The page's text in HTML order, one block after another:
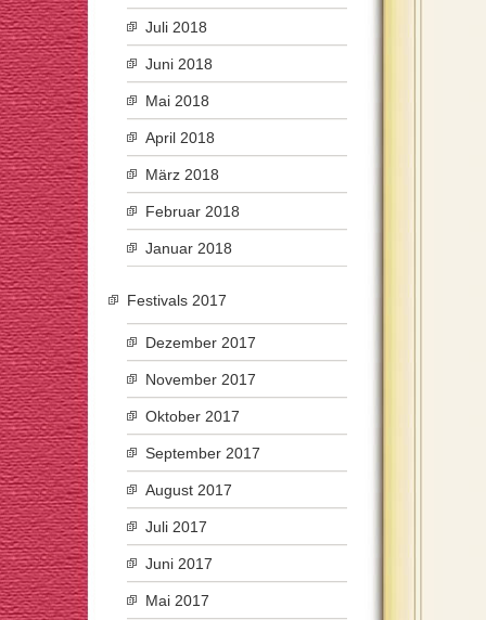
Juli 2018
Juni 2018
Mai 2018
April 2018
März 2018
Februar 2018
Januar 2018
Festivals 2017
Dezember 2017
November 2017
Oktober 2017
September 2017
August 2017
Juli 2017
Juni 2017
Mai 2017